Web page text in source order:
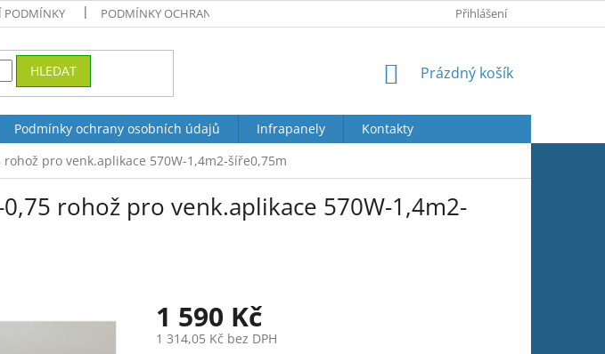
PODMÍNKY PODMÍNKY OCHRANY OSOBNÍCH ÚDAJŮ VRÁCENÍ ZBOŽÍ
Přihlášení
HLEDAT
NÁKUPNÍ
Prázdný košík
Podmínky ochrany osobních údajů Infrapanely
Kontakty
rohož pro venk.aplikace 570W-1,4m2-šíře0,75m
rohož pro venk.aplikace 570W-1,4m2-
1 590 Kč
1 314,05 Kč bez DPH